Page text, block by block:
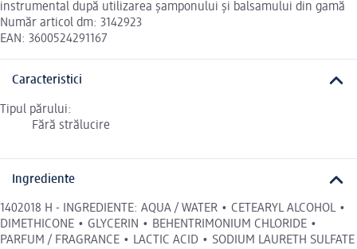
instrumental după utilizarea șamponului și balsamului din gamă
Număr articol dm: 3142923
EAN: 3600524291167
Caracteristici
Tipul părului:
Fără strălucire
Ingrediente
1402018 H - INGREDIENTE: AQUA / WATER • CETEARYL ALCOHOL •
DIMETHICONE • GLYCERIN • BEHENTRIMONIUM CHLORIDE •
PARFUM / FRAGRANCE • LACTIC ACID • SODIUM LAURETH SULFATE